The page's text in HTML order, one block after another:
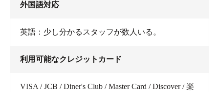
外国語対応
英語：少し分かるスタッフが数人いる。
利用可能なクレジットカード
VISA / JCB / Diner's Club / Master Card / Discover / 楽